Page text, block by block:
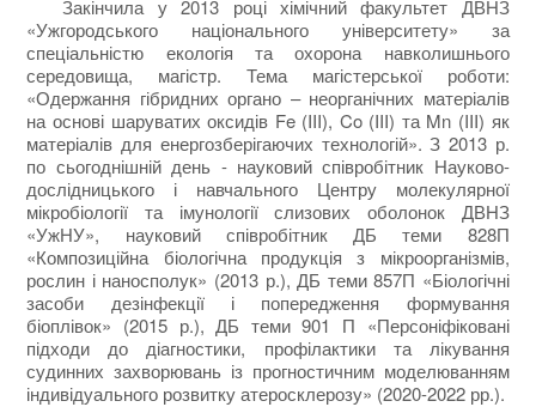
Закінчила у 2013 році хімічний факультет ДВНЗ
«Ужгородського національного університету» за
спеціальністю екологія та охорона навколишнього
середовища, магістр. Тема магістерської роботи:
«Одержання гібридних органо – неорганічних матеріалів
на основі шаруватих оксидів Fe (III), Co (III) та Mn (III) як
матеріалів для енергозберігаючих технологій». З 2013 р.
по сьогоднішній день - науковий співробітник Науково-
дослідницького і навчального Центру молекулярної
мікробіології та імунології слизових оболонок ДВНЗ
«УжНУ», науковий співробітник ДБ теми 828П
«Композиційна біологічна продукція з мікроорганізмів,
рослин і наносполук» (2013 р.), ДБ теми 857П «Біологічні
засоби дезінфекції і попередження формування
біоплівок» (2015 р.), ДБ теми 901 П «Персоніфіковані
підходи до діагностики, профілактики та лікування
судинних захворювань із прогностичним моделюванням
індивідуального розвитку атеросклерозу» (2020-2022 рр.).